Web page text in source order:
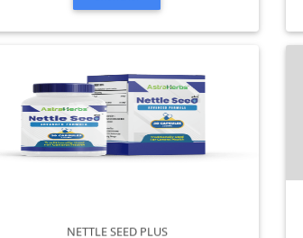
NETTLE SEED PLUS